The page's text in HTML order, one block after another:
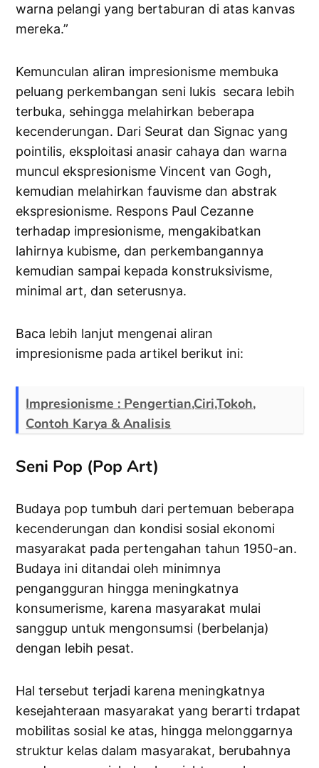
warna pelangi yang bertaburan di atas kanvas
mereka.”
Kemunculan aliran impresionisme membuka
peluang perkembangan seni lukis secara lebih
terbuka, sehingga melahirkan beberapa
kecenderungan. Dari Seurat dan Signac yang
pointilis, eksploitasi anasir cahaya dan warna
muncul ekspresionisme Vincent van Gogh,
kemudian melahirkan fauvisme dan abstrak
ekspresionisme. Respons Paul Cezanne
terhadap impresionisme, mengakibatkan
lahirnya kubisme, dan perkembangannya
kemudian sampai kepada konstruksivisme,
minimal art, dan seterusnya.
Baca lebih lanjut mengenai aliran
impresionisme pada artikel berikut ini:
Impresionisme : Pengertian,Ciri,Tokoh,
Contoh Karya & Analisis
Seni Pop (Pop Art)
Budaya pop tumbuh dari pertemuan beberapa
kecenderungan dan kondisi sosial ekonomi
masyarakat pada pertengahan tahun 1950-an.
Budaya ini ditandai oleh minimnya
pengangguran hingga meningkatnya
konsumerisme, karena masyarakat mulai
sanggup untuk mengonsumsi (berbelanja)
dengan lebih pesat.
Hal tersebut terjadi karena meningkatnya
kesejahteraan masyarakat yang berarti trdapat
mobilitas sosial ke atas, hingga melonggarnya
struktur kelas dalam masyarakat, berubahnya